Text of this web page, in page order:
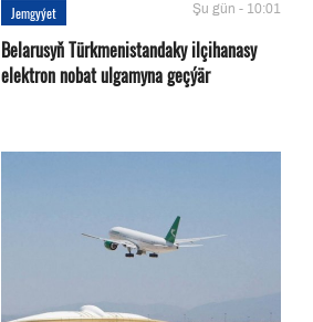
Jemgyýet Şu gün - 10:01
Belarusyň Türkmenistandaky ilçihanasy
elektron nobat ulgamyna geçýär